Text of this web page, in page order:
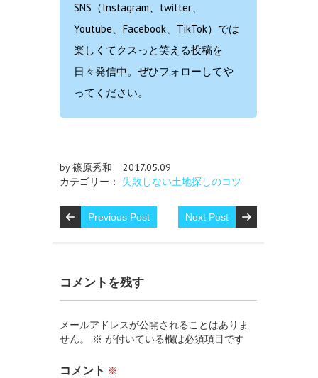
SNS（Instagram、twitter、
Youtube、Facebook、TikTok）では
楽しくてクスっと笑える投稿を
日々発信中。ぜひフォローしてや
ってください。
by 篠原秀和
2017.05.09
カテゴリー： 失敗しない土地探しのコツ
Previous Post Next Post
コメントを残す
メールアドレスが公開されることはありま
せん。
※ が付いている欄は必須項目です
コメント ※